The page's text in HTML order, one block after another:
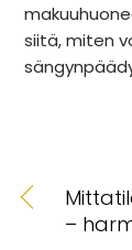
siitä, miten
–